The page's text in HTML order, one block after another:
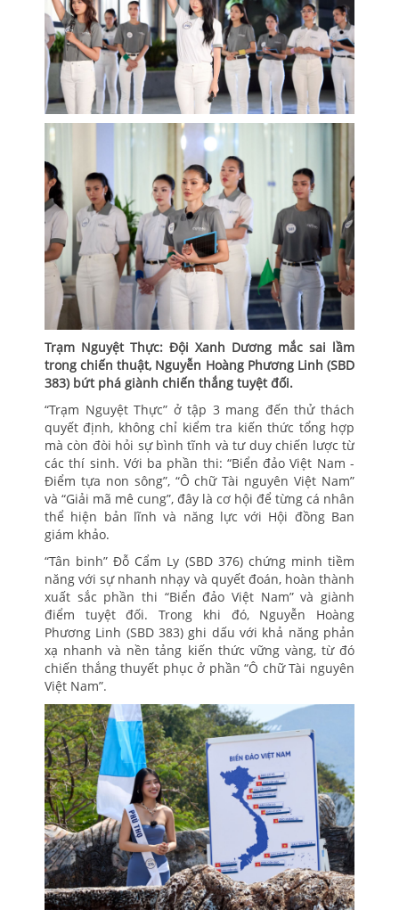
Trạm Nguyệt Thực: Đội Xanh Dương mắc sai lầm
trong chiến thuật, Nguyễn Hoàng Phương Linh (SBD
383) bứt phá giành chiến thắng tuyệt đối.
“Trạm Nguyệt Thực” ở tập 3 mang đến thử thách
quyết định, không chỉ kiểm tra kiến thức tổng hợp
mà còn đòi hỏi sự bình tĩnh và tư duy chiến lược từ
các thí sinh. Với ba phần thi: “Biển đảo Việt Nam -
Điểm tựa non sông”, “Ô chữ Tài nguyên Việt Nam”
và “Giải mã mê cung”, đây là cơ hội để từng cá nhân
thể hiện bản lĩnh và năng lực với Hội đồng Ban
giám khảo.
“Tân binh” Đỗ Cẩm Ly (SBD 376) chứng minh tiềm
năng với sự nhanh nhạy và quyết đoán, hoàn thành
xuất sắc phần thi “Biển đảo Việt Nam” và giành
điểm tuyệt đối. Trong khi đó, Nguyễn Hoàng
Phương Linh (SBD 383) ghi dấu với khả năng phản
xạ nhanh và nền tảng kiến thức vững vàng, từ đó
chiến thắng thuyết phục ở phần “Ô chữ Tài nguyên
Việt Nam”.